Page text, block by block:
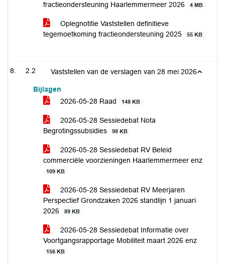
fractieondersteuning Haarlemmermeer 2026
4 MB
Oplegnotitie Vaststellen definitieve
tegemoetkoming fractieondersteuning 2025
55 KB
2.2 Vaststellen van de verslagen van 28 mei 2026
Bijlagen
2026-05-28 Raad
148 KB
2026-05-28 Sessiedebat Nota
Begrotingssubsidies
98 KB
2026-05-28 Sessiedebat RV Beleid
commerciële voorzieningen Haarlemmermeer enz
109 KB
2026-05-28 Sessiedebat RV Meerjaren
Perspectief Grondzaken 2026 standlijn 1 januari
2026
89 KB
2026-05-28 Sessiedebat Informatie over
Voortgangsrapportage Mobiliteit maart 2026 enz
156 KB